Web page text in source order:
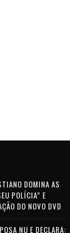
DOMINA AS
POLÍCIA” E
DO NOVO DVD
NU E DECLARA: